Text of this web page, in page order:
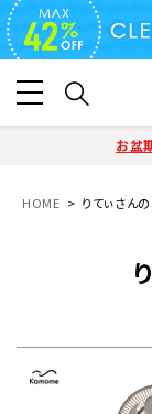
お盆
HOME りてぃさん